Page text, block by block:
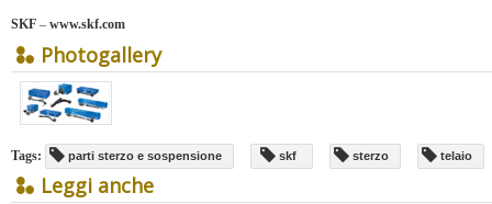
SKF – www.skf.com
Photogallery
Tags: parti sterzo e sospensione skf sterzo telaio
Leggi anche